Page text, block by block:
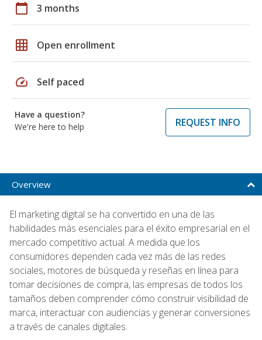
calendar_today 3 months
grid_on Open enrollment
speed Self paced
Have a question?
We're here to help
REQUEST INFO
Overview
El marketing digital se ha convertido en una de las
habilidades más esenciales para el éxito empresarial en el
mercado competitivo actual. A medida que los
consumidores dependen cada vez más de las redes
sociales, motores de búsqueda y reseñas en línea para
tomar decisiones de compra, las empresas de todos los
tamaños deben comprender cómo construir visibilidad de
marca, interactuar con audiencias y generar conversiones
a través de canales digitales.